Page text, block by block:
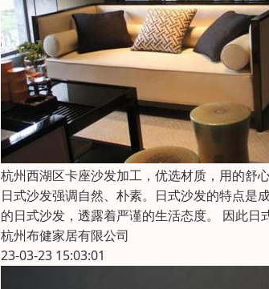
杭州西湖区卡座沙发加工，优选材质，用的舒
日式沙发强调自然、朴素。日式沙发的特点是
的日式沙发，透露着严谨的生活态度。 因此
杭州布健家居有限公司
23-03-23 15:03:01